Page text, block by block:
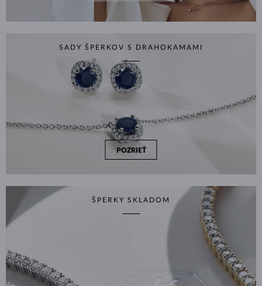
SADY ŠPERKOV S DRAHOKAMAMI
POZRIEŤ
ŠPERKY SKLADOM